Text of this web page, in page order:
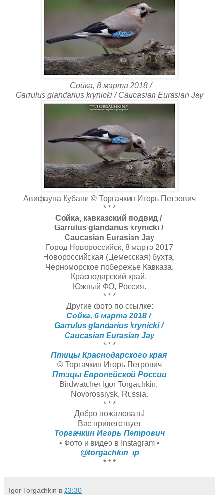
Сойка, 8 марта 2018 /
Garrulus glandarius krynicki / Caucasian Eurasian Jay
Авифауна Кубани © Торгачкин Игорь Петрович
* * *
Сойка, кавказский подвид /
Garrulus glandarius krynicki /
Caucasian Eurasian Jay
Город Новороссийск, 8 марта 2017
Новороссийская (Цемесская) бухта,
Черноморское побережье Кавказа.
Краснодарский край,
Южный ФО, Россия.
* * *
Другие фото по ссылке:
Сойка, 6 марта 2018 /
Garrulus glandarius krynicki /
Caucasian Eurasian Jay
* * *
Птицы Краснодарского края
© Торгачкин Игорь Петрович
Птицы Европейской России
Birdwatcher Igor Torgachkin,
Novorossiysk, Russia.
* * *
Добро пожаловать!
Вас приветствует
Торгачкин Игорь Петрович
• Фото и видео в Instagram •
@torgachkin_ip
* * *
Igor Torgachkin в 23:30